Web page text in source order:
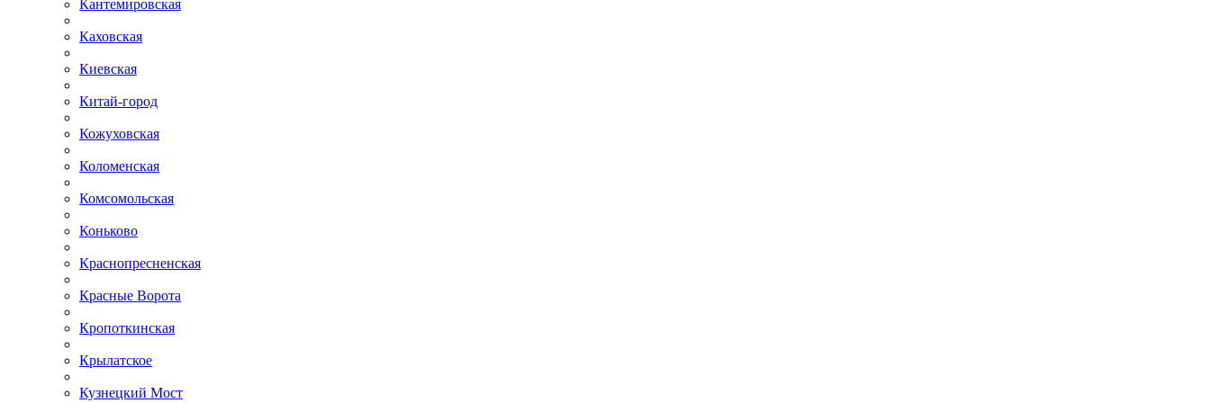
Кантемировская
Каховская
Киевская
Китай-город
Кожуховская
Коломенская
Комсомольская
Коньково
Краснопресненская
Красные Ворота
Кропоткинская
Крылатское
Кузнецкий Мост